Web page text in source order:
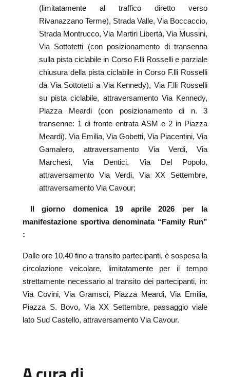
(limitatamente al traffico diretto verso
Rivanazzano Terme), Strada Valle, Via Boccaccio,
Strada Montrucco, Via Martiri Libertà, Via Mussini,
Via Sottotetti (con posizionamento di transenna
sulla pista ciclabile in Corso F.lli Rosselli e parziale
chiusura della pista ciclabile in Corso F.lli Rosselli
da Via Sottotetti a Via Kennedy), Via F.lli Rosselli
su pista ciclabile, attraversamento Via Kennedy,
Piazza Meardi (con posizionamento di n. 3
transenne: 1 di fronte entrata ASM e 2 in Piazza
Meardi), Via Emilia, Via Gobetti, Via Piacentini, Via
Gamalero, attraversamento Via Verdi, Via
Marchesi, Via Dentici, Via Del Popolo,
attraversamento Via Verdi, Via XX Settembre,
attraversamento Via Cavour;
Il giorno domenica 19 aprile 2026 per la
manifestazione sportiva denominata “Family Run”
:
Dalle ore 10,40 fino a transito partecipanti, è sospesa la
circolazione veicolare, limitatamente per il tempo
strettamente necessario al transito dei partecipanti, in:
Via Covini, Via Gramsci, Piazza Meardi, Via Emilia,
Piazza S. Bovo, Via XX Settembre, passaggio viale
lato Sud Castello, attraversamento Via Cavour.